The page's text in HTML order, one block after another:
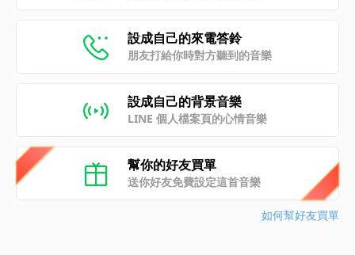
設成自己的來電答鈴
朋友打給你時對方聽到的音樂
設成自己的背景音樂
LINE 個人檔案頁的心情音樂
幫你的好友買單
送你好友免費設定這首音樂
如何幫好友買單